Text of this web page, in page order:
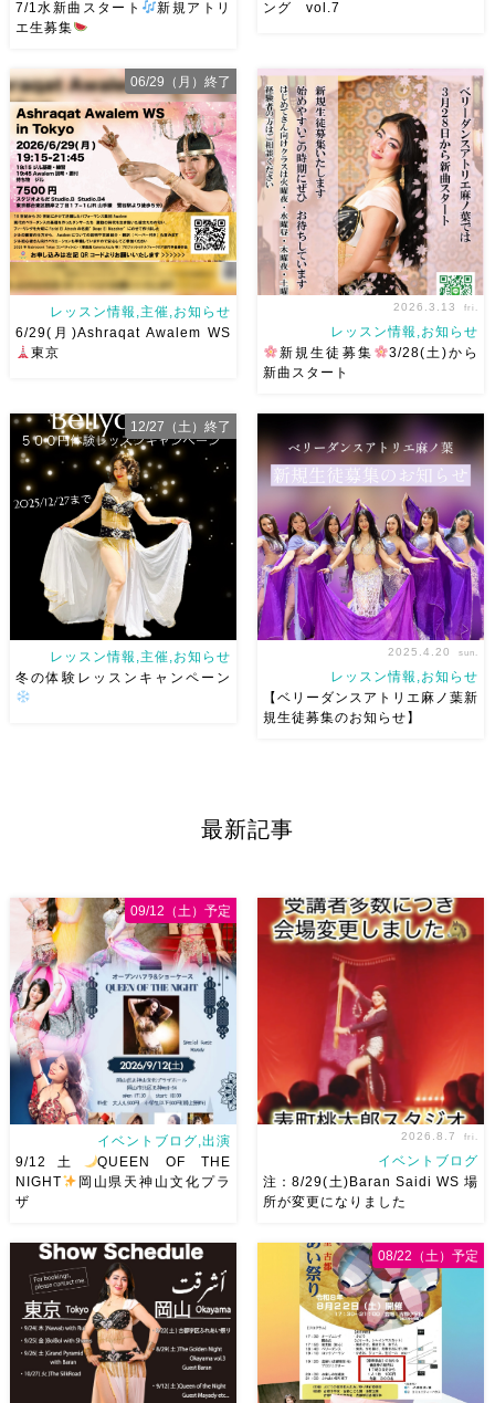
岡山でベリーダンス始めて見ま
せんか？7/1水より新曲スター
ト
日焼けせずに街中で身
体を動かせる
音楽とともに
踊ることでリフレッシュ
表
現することで違う自分になれる
などなど ₊˚ […]
7/1水新曲スタート
新規アトリ
エ生募集
一年と二ヶ月ぶりの岡山ドラム
ソロトレーニング vol.7
今回
は6/21(日)開催です！ 最初にド
ラムソロトレーニングの予習的
なオールレベルダラブッカWS
もありますので奏者の方はぜひ
奏者の方もダン […]
ング vol.7
Ashraqat Awalem WSを
6/29(月)に開催させていただき
ます
最近東京
で踊らせ
ていただくようになり
ンを受けたいとのありがたすぎ
るお声をいただくようになりま
した
第 […]
レッスン情報,主催,お知らせ
6/29(月)Ashraqat Awalem WS
東京
06/29（月）終了
ベリーダンスアトリエ麻ノ葉は
3/28土から新曲スタート
始
めやすいこの時期に是非体験に
お越しください
初心者さ
ん向けクラス
火曜日 20:20
水曜日 11:00木曜日 19:00
土曜日 11: […]
2026.3.13 fri.
レッスン情報,お知らせ
新規生徒募集
3/28(土)から
新曲スタート
験が今年中は500円で体験でき
けクラス
】 ・火曜日 […]
レッスン情報,主催,お知らせ
冬の体験レッスンキャンペーン
12/27（土）終了
岡山市北区内山下のベリーダン
ンタルな雰囲気が好きな方・
[…]
2025.4.20 sun.
レッスン情報,お知らせ
【ベリーダンスアトリエ麻ノ葉新
規生徒募集のお知らせ】
最新記事
2026/9/12(土)Ricoさん主催
QUEEN OF THE NIGHT岡山
県天神山文化プラザ Guestに女
神 @mayadyorientaldance
さん
女神のオーラ浴びに行き
ましょー […]
イベントブログ,出演
9/12土
QUEEN OF THE
NIGHT
岡山県天神山文化プラ
ザ
09/12（土）予定
8/29（土）Baran Saidi WSお
申し込み多数につき会場変更し
ました♡ 表町桃太郎スタジオ
岡山県岡山市 北区表町2丁目6-
64 4階 ショー会場から近いの
で、安心♡駅からもバスで天満
屋バスス […]
2026.8.7 fri.
イベントブログ
注：8/29(土)Baran Saidi WS 場
所が変更になりました
08/22（土）予定